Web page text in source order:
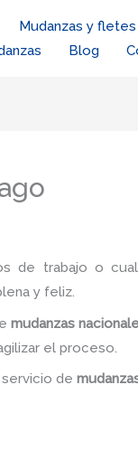
Mudanzas y fletes
Blog
de trabajo o
y feliz.
mudanzas
el proceso.
de